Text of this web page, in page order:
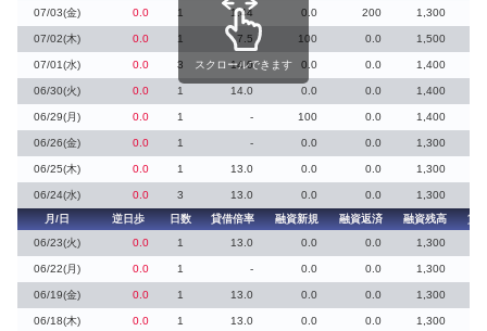
07/03(金) 0.0 1 1.44 0.0 200 1,300
07/02(木) 0.0 1 7.5 100 0.0 1,500
07/01(水) 0.0 3 14.0 0.0 0.0 1,400
06/30(火) 0.0 1 14.0 0.0 0.0 1,400
06/29(月) 0.0 1 - 100 0.0 1,400
06/26(金) 0.0 1 - 0.0 0.0 1,300
06/25(木) 0.0 1 13.0 0.0 0.0 1,300
06/24(水) 0.0 3 13.0 0.0 0.0
1,300
月/日
逆日歩 日数 貸借倍率 融資新規 融資返済 融資残高
貸
06/23(火)
0.0 1 13.0 0.0 0.0 1,300
06/22(月) 0.0 1 - 0.0 0.0 1,300
06/19(金) 0.0 1 13.0 0.0 0.0 1,300
06/18(木) 0.0 1 13.0 0.0 0.0 1,300
スクロールできます